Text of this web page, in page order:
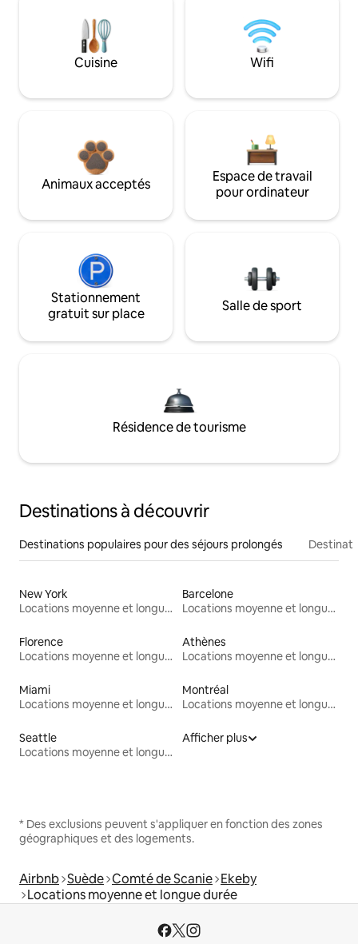
Cuisine Wifi
Animaux acceptés
Espace de travail
pour ordinateur
Stationnement
gratuit sur place
Salle de sport
Résidence de tourisme
Destinations à découvrir
Destinations populaires pour des séjours prolongés
New York
Locations moyenne et longue durée
Barcelone
Locations moyenne et longue durée
Florence
Locations moyenne et longue durée
Athènes
Locations moyenne et longue durée
Miami
Locations moyenne et longue durée
Montréal
Locations moyenne et longue durée
Seattle
Locations moyenne et longue durée
Afficher plus
* Des exclusions peuvent s'appliquer en fonction des zones
géographiques et des logements.
Airbnb Suède Comté de Scanie Ekeby
Locations moyenne et longue durée